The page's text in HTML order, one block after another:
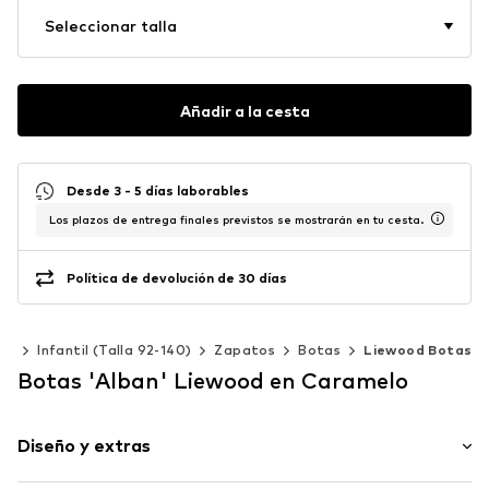
Seleccionar talla
Añadir a la cesta
Desde 3 - 5 días laborables
Los plazos de entrega finales previstos se mostrarán en tu cesta.
Política de devolución de 30 días
Infantil (Talla 92-140) Zapatos Botas Liewood Botas
Botas 'Alban' Liewood en Caramelo
Diseño y extras